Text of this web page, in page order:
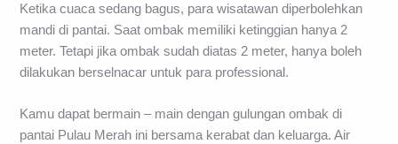
Ketika cuaca sedang bagus, para wisatawan diperbolehkan
mandi di pantai. Saat ombak memiliki ketinggian hanya 2
meter. Tetapi jika ombak sudah diatas 2 meter, hanya boleh
dilakukan berselnacar untuk para professional.
Kamu dapat bermain – main dengan gulungan ombak di
pantai Pulau Merah ini bersama kerabat dan keluarga. Air